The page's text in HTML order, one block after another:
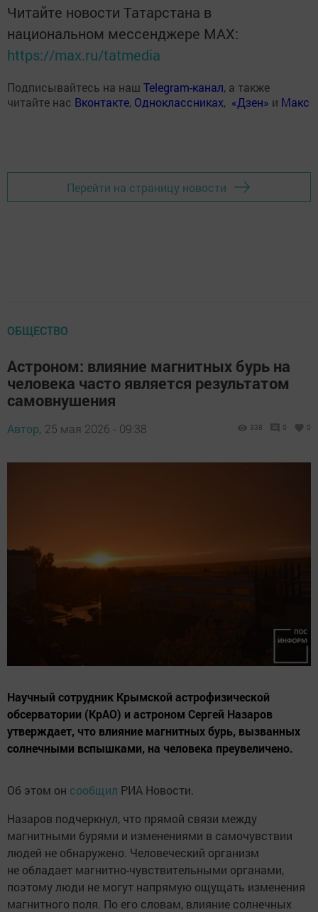
Читайте новости Татарстана в
национальном мессенджере MАХ:
https://max.ru/tatmedia
Подписывайтесь на наш Telegram-канал, а также
читайте нас Вконтакте, Одноклассниках, «Дзен» и Макс
Перейти на страницу новости
ОБЩЕСТВО
Астроном: влияние магнитных бурь на
человека часто является результатом
самовнушения
Автор, 25 мая 2026 - 09:38 338 0 0
Научный сотрудник Крымской астрофизической
обсерватории (КрАО) и астроном Сергей Назаров
утверждает, что влияние магнитных бурь, вызванных
солнечными вспышками, на человека преувеличено.
Об этом он сообщил РИА Новости.
Назаров подчеркнул, что прямой связи между
магнитными бурями и изменениями в самочувствии
людей не обнаружено. Человеческий организм
не обладает магнитно-чувствительными органами,
поэтому люди не могут напрямую ощущать изменения
магнитного поля. По его словам, влияние солнечных